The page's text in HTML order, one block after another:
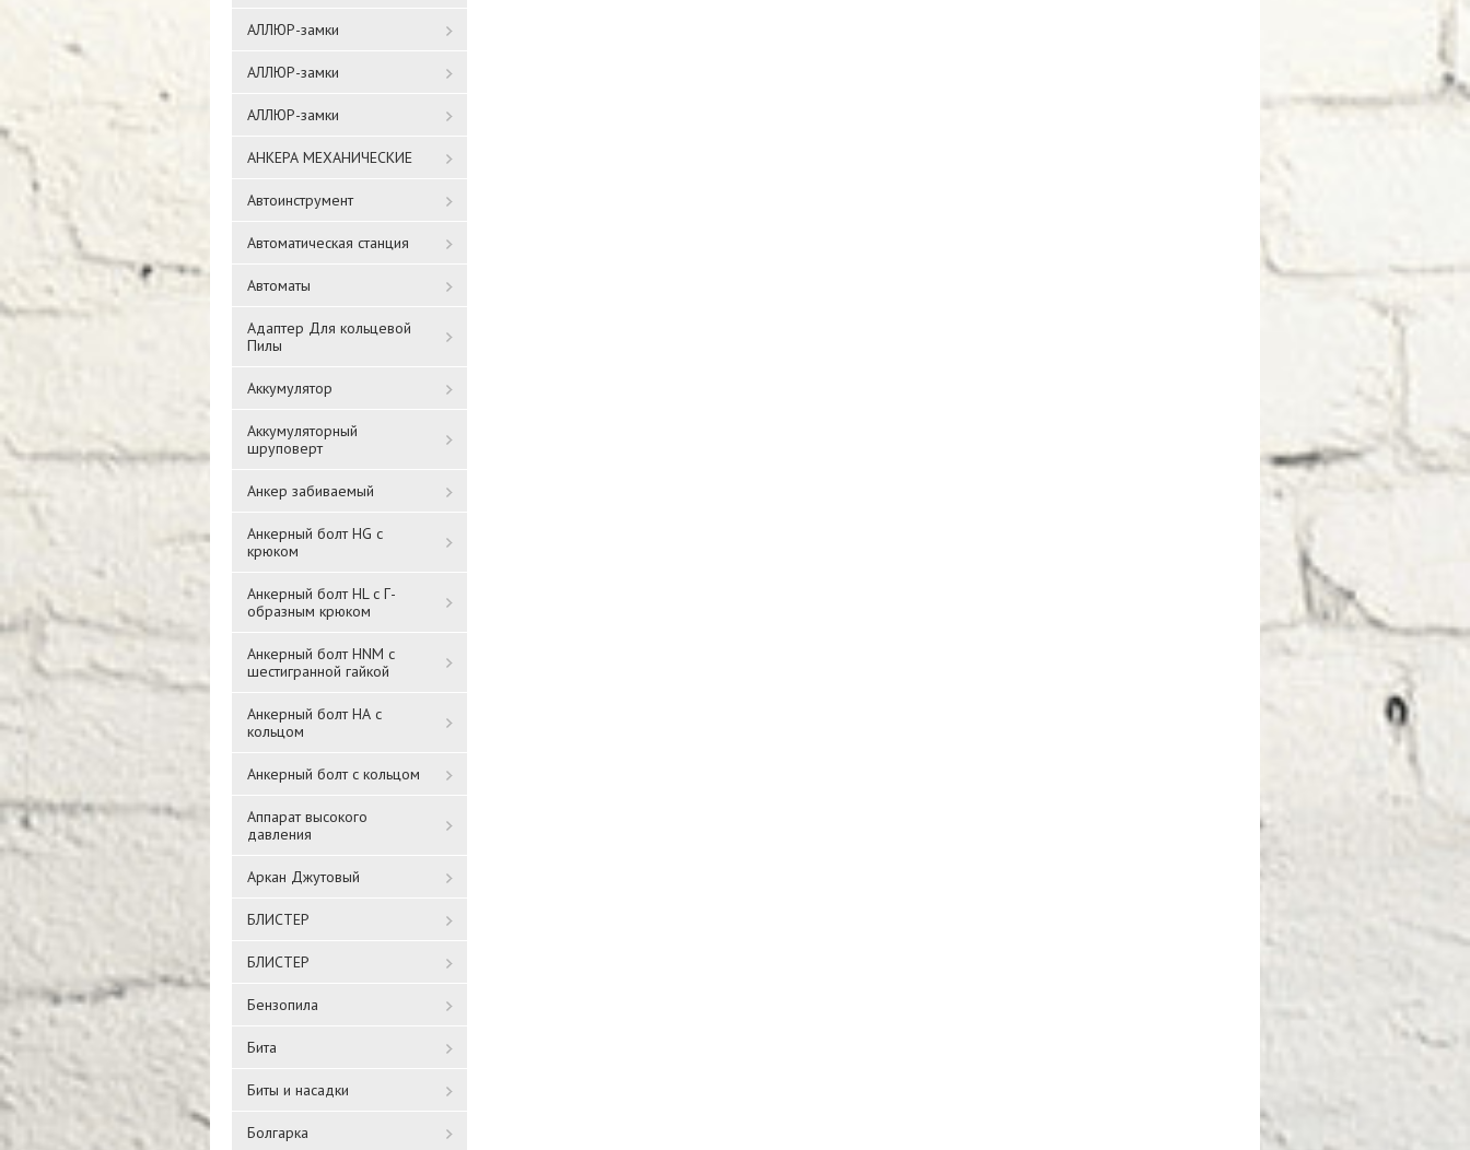
АЛЛЮР-замки
АЛЛЮР-замки
АЛЛЮР-замки
АНКЕРА МЕХАНИЧЕСКИЕ
Автоинструмент
Автоматическая станция
Автоматы
Адаптер Для кольцевой
Пилы
Аккумулятор
Аккумуляторный
шруповерт
Анкер забиваемый
Анкерный болт HG с
крюком
Анкерный болт HL с Г-
образным крюком
Анкерный болт HNM с
шестигранной гайкой
Анкерный болт НА с
кольцом
Анкерный болт с кольцом
Аппарат высокого
давления
Аркан Джутовый
БЛИСТЕР
БЛИСТЕР
Бензопила
Бита
Биты и насадки
Болгарка